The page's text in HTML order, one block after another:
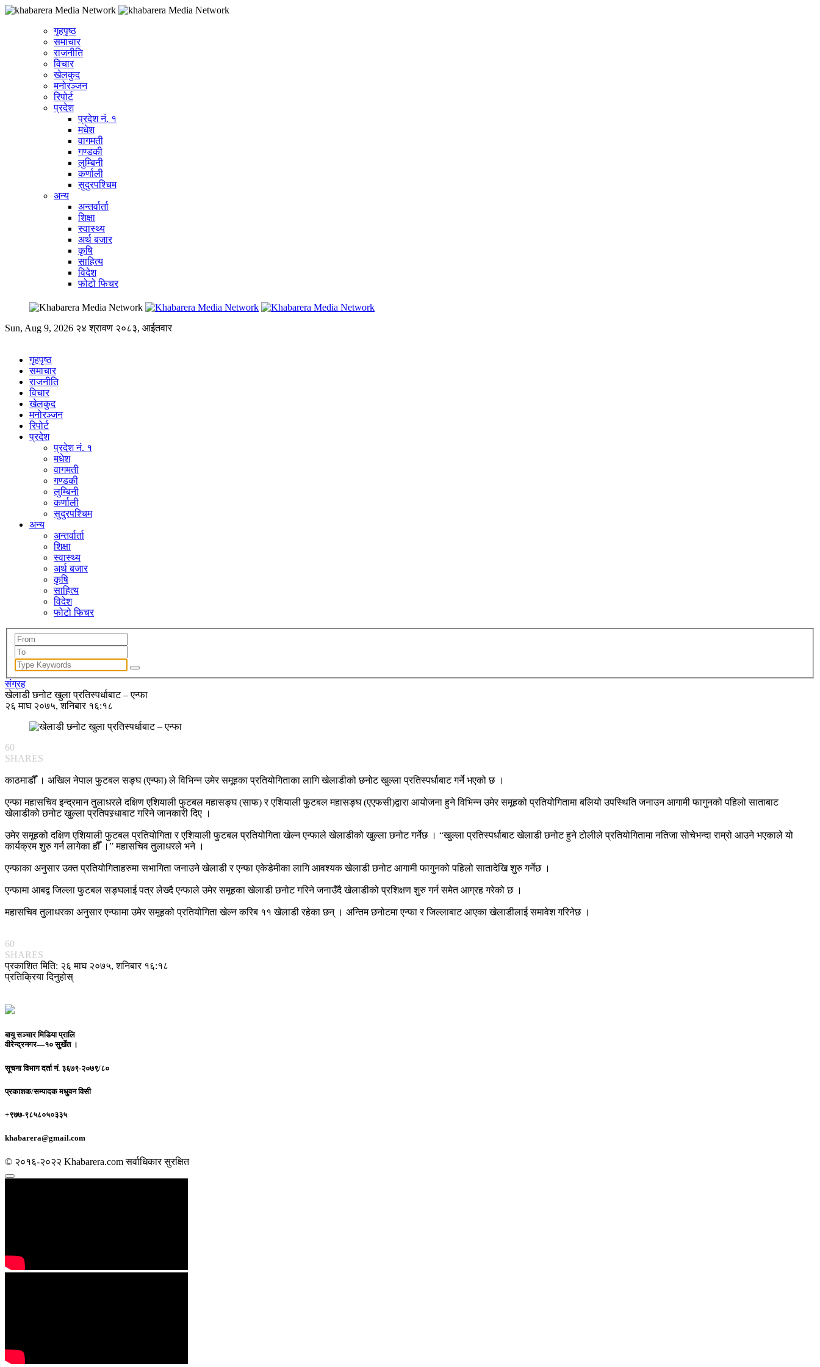
गृहपृष्ठ
समाचार
राजनीति
विचार
खेलकुद
मनोरञ्जन
रिपोर्ट
प्रदेश
प्रदेश नं. १
मधेश
वागमती
गण्डकी
लुम्बिनी
कर्णाली
सुदुरपश्चिम
अन्य
अन्तर्वार्ता
शिक्षा
स्वास्थ्य
अर्थ बजार
कृषि
साहित्य
विदेश
फोटो फिचर
Sun, Aug 9, 2026 २४ श्रावण २०८३, आईतवार
गृहपृष्ठ
समाचार
राजनीति
विचार
खेलकुद
मनोरञ्जन
रिपोर्ट
प्रदेश
प्रदेश नं. १
मधेश
वागमती
गण्डकी
लुम्बिनी
कर्णाली
सुदुरपश्चिम
अन्य
अन्तर्वार्ता
शिक्षा
स्वास्थ्य
अर्थ बजार
कृषि
साहित्य
विदेश
फोटो फिचर
संग्रह
खेलाडी छनोट खुला प्रतिस्पर्धाबाट – एन्फा
२६ माघ २०७५, शनिबार १६:१८
60
SHARES
काठमाडौँ । अखिल नेपाल फुटबल सङ्घ (एन्फा) ले विभिन्न उमेर समूहका प्रतियोगिताका लागि खेलाडीको छनोट खुल्ला प्रतिस्पर्धाबाट गर्ने भएको छ ।
एन्फा महासचिव इन्द्रमान तुलाधरले दक्षिण एशियाली फुटबल महासङ्घ (साफ) र एशियाली फुटबल महासङ्घ (एएफसी)द्वारा आयोजना हुने विभिन्न उमेर समूहको प्रतियोगितामा बलियो उपस्थिति जनाउन आगामी फागुनको पहिलो साताबाट
खेलाडीको छनोट खुल्ला प्रतिपस्र्धाबाट गरिने जानकारी दिए ।
उमेर समूहको दक्षिण एशियाली फुटबल प्रतियोगिता र एशियाली फुटबल प्रतियोगिता खेल्न एन्फाले खेलाडीको खुल्ला छनोट गर्नेछ । “खुल्ला प्रतिस्पर्धाबाट खेलाडी छनोट हुने टोलीले प्रतियोगितामा नतिजा सोचेभन्दा राम्रो आउने भएकाले यो
कार्यक्रम शुरु गर्न लागेका हौँ ।” महासचिव तुलाधरले भने ।
एन्फाका अनुसार उक्त प्रतियोगिताहरुमा सभागिता जनाउने खेलाडी र एन्फा एकेडेमीका लागि आवश्यक खेलाडी छनोट आगामी फागुनको पहिलो सातादेखि शुरु गर्नेछ ।
एन्फामा आबद्व जिल्ला फुटबल सङ्घलाई पत्र लेख्दै एन्फाले उमेर समूहका खेलाडी छनोट गरिने जनाउँदै खेलाडीको प्रशिक्षण शुरु गर्न समेत आग्रह गरेको छ ।
महासचिव तुलाधरका अनुसार एन्फामा उमेर समूहको प्रतियोगिता खेल्न करिब ११ खेलाडी रहेका छन् । अन्तिम छनोटमा एन्फा र जिल्लाबाट आएका खेलाडीलाई समावेश गरिनेछ ।
60
SHARES
प्रकाशित मिति: २६ माघ २०७५, शनिबार १६:१८
प्रतिक्रिया दिनुहोस्
बायु सञ्चार मिडिया प्रालि
वीरेन्द्रनगर—१० सुर्खेत ।
सूचना विभाग दर्ता नं. ३६७९-२०७९/८०
प्रकाशक/सम्पादकमधुवन विसी
+९७७-९८५८०५०३३५
khabarera@gmail.com
© २०१६-२०२२ Khabarera.com सर्वाधिकार सुरक्षित